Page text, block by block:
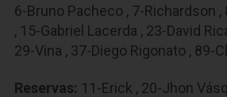
6-Bruno Pacheco , 7-Richardson ,
, 15-Gabriel Lacerda , 23-David
29-Vina , 37-Diego Rigonato , 89-
Reservas: 11-Erick , 20-Jhon